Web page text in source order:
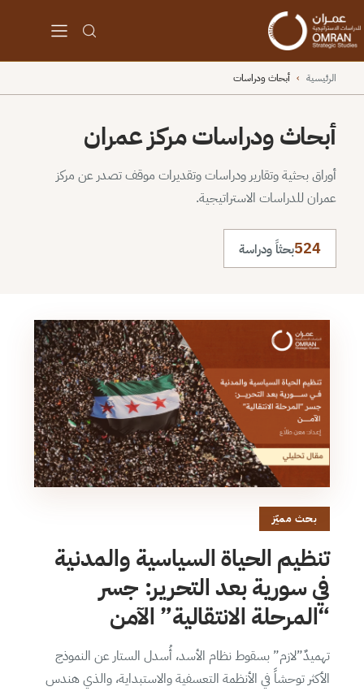
الرئيسية › أبحاث ودراسات
أبحاث ودراسات مركز عمران
أوراق بحثية وتقارير ودراسات وتقديرات موقف تصدر عن مركز
عمران للدراسات الاستراتيجية.
524بحثاً ودراسة
بحث مميّز
تنظيم الحياة السياسية والمدنية
في سورية بعد التحرير: جسر
“المرحلة الانتقالية” الآمن
تهميدٌ”لازم” بسقوط نظام الأسد، أُسدل الستار عن النموذج
الأكثر توحشاً في الأنظمة التعسفية والاستبداية، والذي هندس